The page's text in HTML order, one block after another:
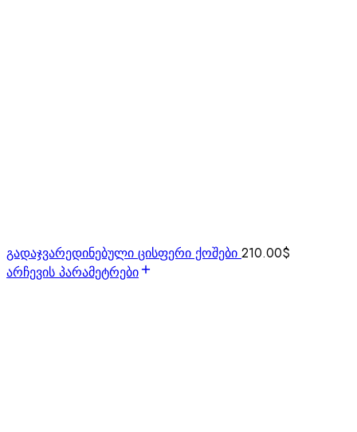
გადაჯვარედინებული ცისფერი ქოშები 210.00$
არჩევის პარამეტრები